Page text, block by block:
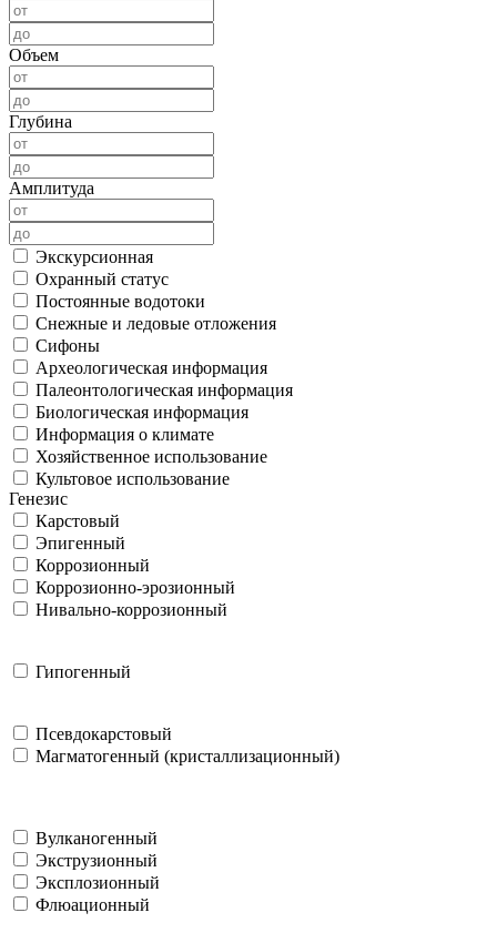
Объем
Глубина
Амплитуда
Экскурсионная
Охранный статус
Постоянные водотоки
Снежные и ледовые отложения
Сифоны
Археологическая информация
Палеонтологическая информация
Биологическая информация
Информация о климате
Хозяйственное использование
Культовое использование
Генезис
Карстовый
Эпигенный
Коррозионный
Коррозионно-эрозионный
Нивально-коррозионный
Гипогенный
Псевдокарстовый
Магматогенный (кристаллизационный)
Вулканогенный
Экструзионный
Эксплозионный
Флюационный